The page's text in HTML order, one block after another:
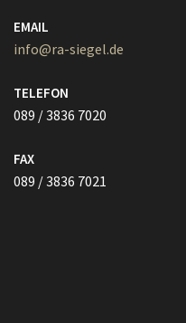
FAX
089 / 3836 7021